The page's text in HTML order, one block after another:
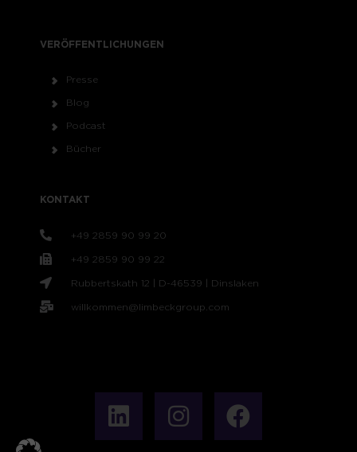
VERÖFFENTLICHUNGEN
Presse
Blog
Podcast
Bücher
KONTAKT
+49 2859 90 99 20
+49 2859 90 99 22
Rubbertskath 12 | D-46539 | Dinslaken
willkommen@limbeckgroup.com